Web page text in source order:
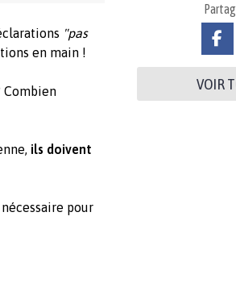
"pas
en main !
Combien
ils doivent
pour
VOIR